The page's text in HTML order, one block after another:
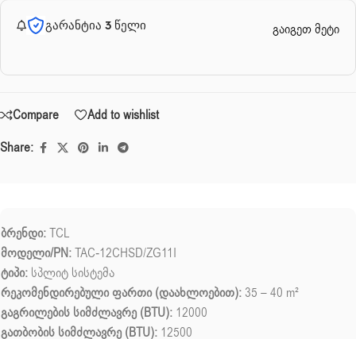
გარანტია 3 წელი გაიგეთ მეტი
Compare
Add to wishlist
Share:
ბრენდი:TCL
მოდელი/PN:TAC-12CHSD/ZG11I
ტიპი: სპლიტ სისტემა
რეკომენდირებული ფართი (დაახლოებით): 35 – 40 m²
გაგრილების სიმძლავრე (BTU): 12000
გათბობის სიმძლავრე (BTU): 12500